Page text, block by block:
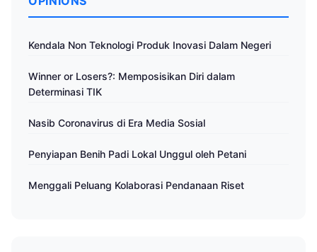
Kendala Non Teknologi Produk Inovasi Dalam Negeri
Winner or Losers?: Memposisikan Diri dalam
Determinasi TIK
Nasib Coronavirus di Era Media Sosial
Penyiapan Benih Padi Lokal Unggul oleh Petani
Menggali Peluang Kolaborasi Pendanaan Riset